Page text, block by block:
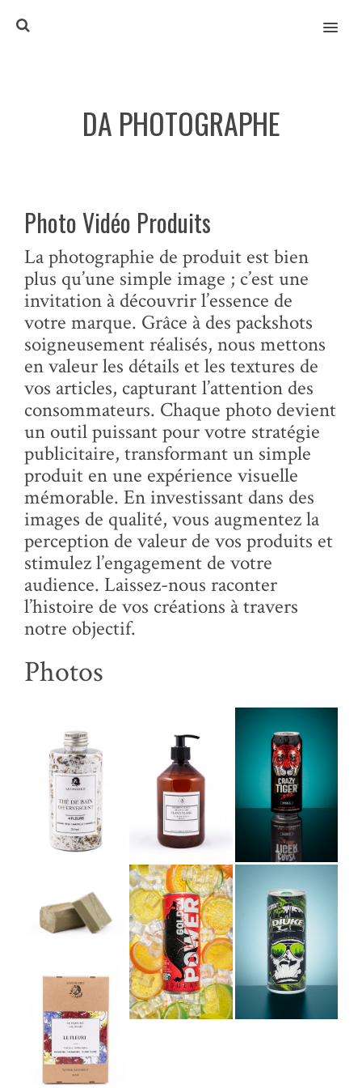
MENU
DA PHOTOGRAPHE
Photo Vidéo Produits
La photographie de produit est bien
plus qu’une simple image ; c’est une
invitation à découvrir l’essence de
votre marque. Grâce à des packshots
soigneusement réalisés, nous mettons
en valeur les détails et les textures de
vos articles, capturant l’attention des
consommateurs. Chaque photo devient
un outil puissant pour votre stratégie
publicitaire, transformant un simple
produit en une expérience visuelle
mémorable. En investissant dans des
images de qualité, vous augmentez la
perception de valeur de vos produits et
stimulez l’engagement de votre
audience. Laissez-nous raconter
l’histoire de vos créations à travers
notre objectif.
Photos